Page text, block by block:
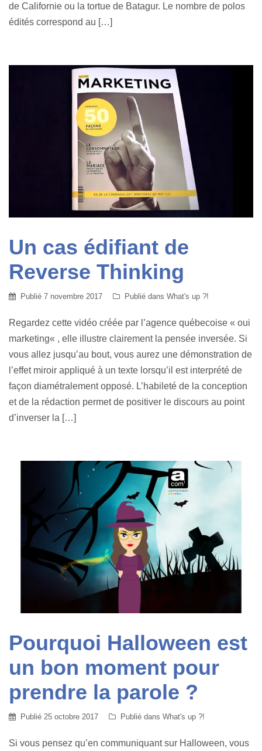
de Californie ou la tortue de Batagur. Le nombre de polos
édités correspond au […]
Un cas édifiant de
Reverse Thinking
Publié 7 novembre 2017 Publié dans What's up ?!
Regardez cette vidéo créée par l’agence québecoise « oui
marketing« , elle illustre clairement la pensée inversée. Si
vous allez jusqu’au bout, vous aurez une démonstration de
l’effet miroir appliqué à un texte lorsqu’il est interprété de
façon diamétralement opposé. L’habileté de la conception
et de la rédaction permet de positiver le discours au point
d’inverser la […]
Pourquoi Halloween est
un bon moment pour
prendre la parole ?
Publié 25 octobre 2017 Publié dans What's up ?!
Si vous pensez qu’en communiquant sur Halloween, vous